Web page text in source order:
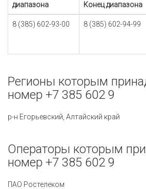
диапазона
Конец диапазона
8 (385) 602-93-00 8 (385) 602-94-99
Регионы которым
номер +7 385 602 9
р-н Егорьевский, Алтайский край
Операторы которым
номер +7 385 602 9
ПАО Ростелеком